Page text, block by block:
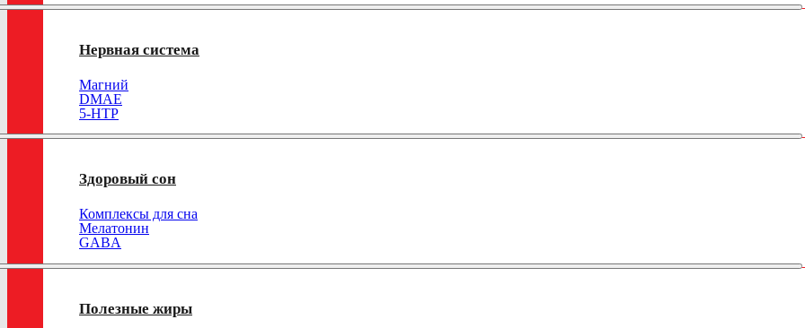
Нервная система
Магний
DMAE
5-HTP
Здоровый сон
Комплексы для сна
Мелатонин
GABA
Полезные жиры